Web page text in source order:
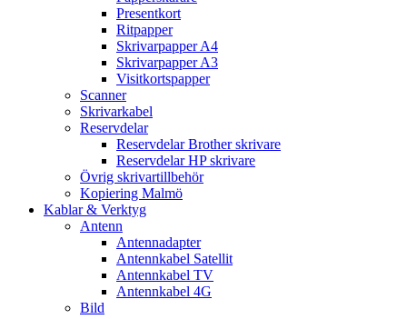
Presentkort
Ritpapper
Skrivarpapper A4
Skrivarpapper A3
Visitkortspapper
Scanner
Skrivarkabel
Reservdelar
Reservdelar Brother skrivare
Reservdelar HP skrivare
Övrig skrivartillbehör
Kopiering Malmö
Kablar & Verktyg
Antenn
Antennadapter
Antennkabel Satellit
Antennkabel TV
Antennkabel 4G
Bild